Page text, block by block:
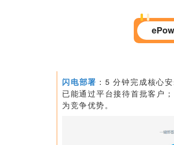
闪电部署 ：5 分钟完成核心
已能通过平台接待首批客户
为竞争优势。